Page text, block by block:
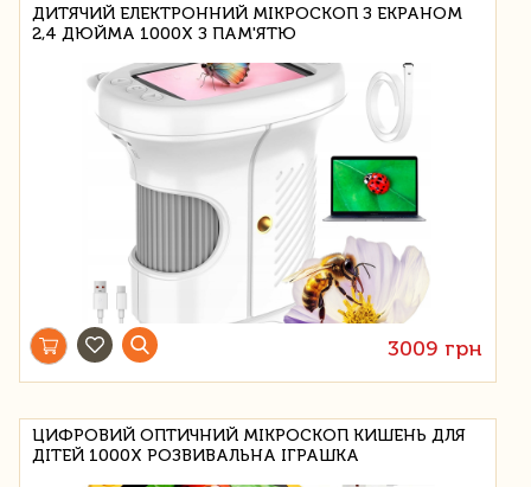
ДИТЯЧИЙ ЕЛЕКТРОННИЙ МІКРОСКОП З ЕКРАНОМ
2,4 ДЮЙМА 1000Х З ПАМ'ЯТЮ
3009 грн
ЦИФРОВИЙ ОПТИЧНИЙ МІКРОСКОП КИШЕНЬ ДЛЯ
ДІТЕЙ 1000X РОЗВИВАЛЬНА ІГРАШКА